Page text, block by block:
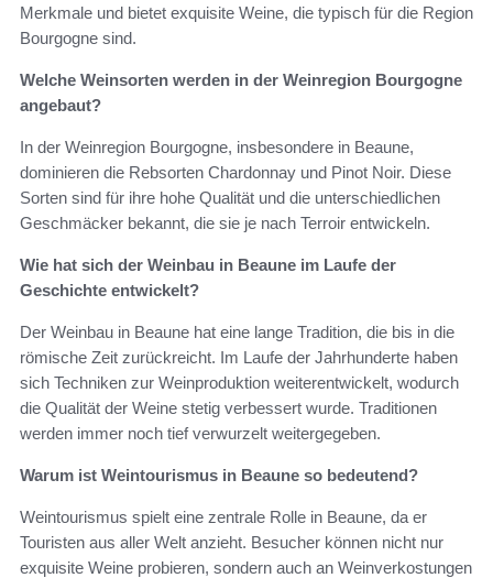
Merkmale und bietet exquisite Weine, die typisch für die Region
Bourgogne sind.
Welche Weinsorten werden in der Weinregion Bourgogne
angebaut?
In der Weinregion Bourgogne, insbesondere in Beaune,
dominieren die Rebsorten Chardonnay und Pinot Noir. Diese
Sorten sind für ihre hohe Qualität und die unterschiedlichen
Geschmäcker bekannt, die sie je nach Terroir entwickeln.
Wie hat sich der Weinbau in Beaune im Laufe der
Geschichte entwickelt?
Der Weinbau in Beaune hat eine lange Tradition, die bis in die
römische Zeit zurückreicht. Im Laufe der Jahrhunderte haben
sich Techniken zur Weinproduktion weiterentwickelt, wodurch
die Qualität der Weine stetig verbessert wurde. Traditionen
werden immer noch tief verwurzelt weitergegeben.
Warum ist Weintourismus in Beaune so bedeutend?
Weintourismus spielt eine zentrale Rolle in Beaune, da er
Touristen aus aller Welt anzieht. Besucher können nicht nur
exquisite Weine probieren, sondern auch an Weinverkostungen